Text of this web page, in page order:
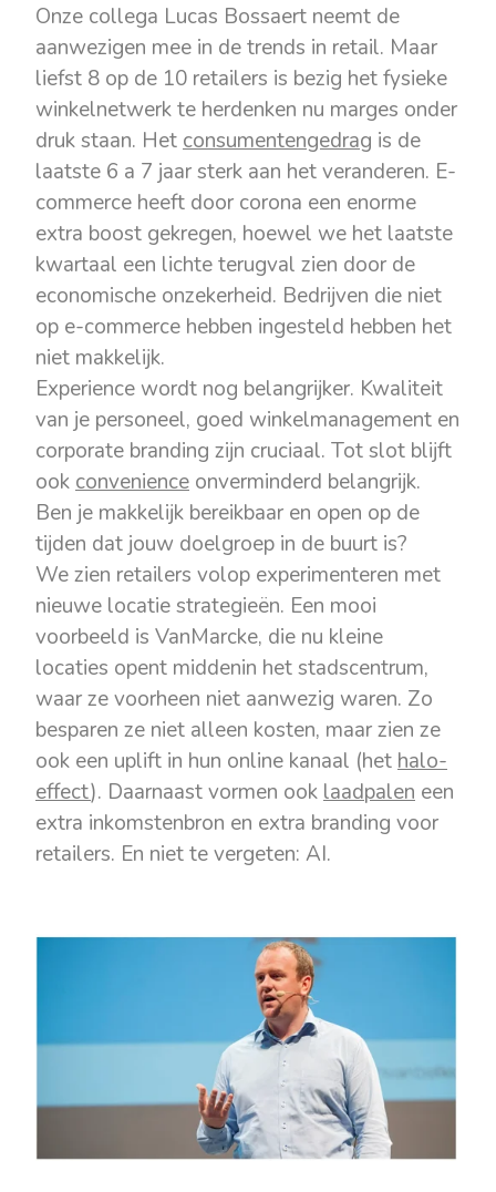
Onze collega Lucas Bossaert neemt de
aanwezigen mee in de trends in retail. Maar
liefst 8 op de 10 retailers is bezig het fysieke
winkelnetwerk te herdenken nu marges onder
druk staan. Het consumentengedrag is de
laatste 6 a 7 jaar sterk aan het veranderen. E-
commerce heeft door corona een enorme
extra boost gekregen, hoewel we het laatste
kwartaal een lichte terugval zien door de
economische onzekerheid. Bedrijven die niet
op e-commerce hebben ingesteld hebben het
niet makkelijk.
Experience wordt nog belangrijker. Kwaliteit
van je personeel, goed winkelmanagement en
corporate branding zijn cruciaal. Tot slot blijft
ook convenience onverminderd belangrijk.
Ben je makkelijk bereikbaar en open op de
tijden dat jouw doelgroep in de buurt is?
We zien retailers volop experimenteren met
nieuwe locatie strategieën. Een mooi
voorbeeld is VanMarcke, die nu kleine
locaties opent middenin het stadscentrum,
waar ze voorheen niet aanwezig waren. Zo
besparen ze niet alleen kosten, maar zien ze
ook een uplift in hun online kanaal (het halo-
effect). Daarnaast vormen ook laadpalen een
extra inkomstenbron en extra branding voor
retailers. En niet te vergeten: AI.